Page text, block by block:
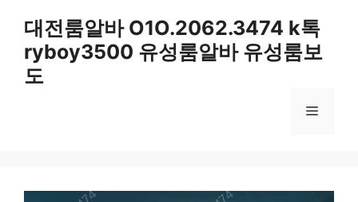
대전룸알바 O1O.2062.3474 k톡
ryboy3500 유성룸알바 유성룸보
도
메